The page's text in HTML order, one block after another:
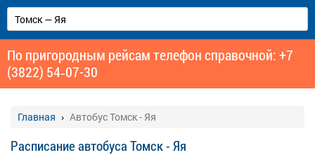
По пригородным рейсам телефон справочной: +7
(3822) 54‑07-30
Главная Автобус Томск - Яя
Расписание автобуса Томск - Яя